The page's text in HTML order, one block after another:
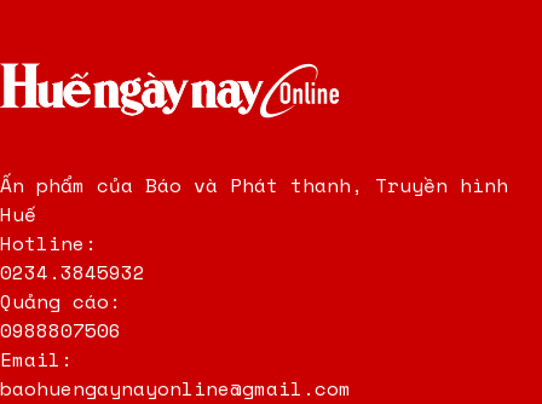
Ấn phẩm của Báo và Phát thanh, Truyền hình
Huế
Hotline:
0234.3845932
Quảng cáo:
0988807506
Email:
baohuengaynayonline@gmail.com